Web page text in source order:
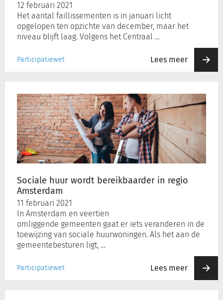
12 februari 2021
Het aantal faillissementen is in januari licht
opgelopen ten opzichte van december, maar het
niveau blijft laag. Volgens het Centraal …
Participatiewet Lees meer
Sociale huur wordt bereikbaarder in regio
Amsterdam
11 februari 2021
In Amsterdam en veertien
omliggende gemeenten gaat er iets veranderen in de
toewijzing van sociale huurwoningen. Als het aan de
gemeentebesturen ligt, …
Participatiewet Lees meer
huur
wordt
bereikbaarder
regio
Amsterdam